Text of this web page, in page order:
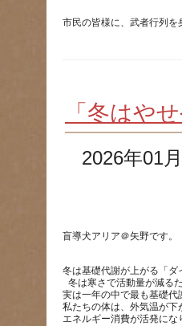
市民の皆様に、武者行列
「冬はや
2026年01
盲導犬アリア＠矢野です。
冬は基礎代謝が上がる「
冬は寒さで活動量が減る
実は一年の中で最も基礎代
私たちの体は、外気温が
エネルギー消費が活発にな